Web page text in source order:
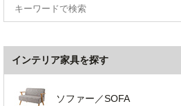
インテリア家具を探す
ソファー／SOFA